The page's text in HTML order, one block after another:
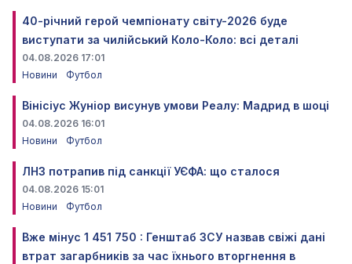
40-річний герой чемпіонату світу-2026 буде
виступати за чилійський Коло-Коло: всі деталі
04.08.2026 17:01
Новини
Футбол
Вінісіус Жуніор висунув умови Реалу: Мадрид в шоці
04.08.2026 16:01
Новини
Футбол
ЛНЗ потрапив під санкції УЄФА: що сталося
04.08.2026 15:01
Новини
Футбол
Вже мінус 1 451 750 : Генштаб ЗСУ назвав свіжі дані
втрат загарбників за час їхнього вторгнення в